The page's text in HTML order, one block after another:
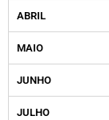
ABRIL
MAIO
JUNHO
JULHO